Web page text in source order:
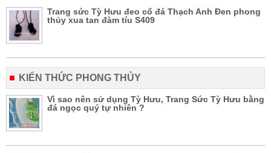
Trang sức Tỳ Hưu đeo cổ đá Thạch Anh Đen phong
thủy xua tan đàm tíu S409
KIẾN THỨC PHONG THỦY
Vì sao nên sử dụng Tỳ Hưu, Trang Sức Tỳ Hưu bằng
đá ngọc quý tự nhiên ?